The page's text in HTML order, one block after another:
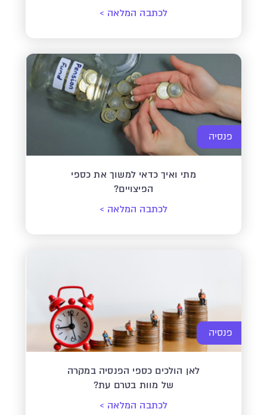
לכתבה המלאה >
פנסיה
מתי ואיך כדאי למשוך את כספי
הפיצויים?
לכתבה המלאה >
פנסיה
לאן הולכים כספי הפנסיה במקרה
של מוות בטרם עת?
לכתבה המלאה >